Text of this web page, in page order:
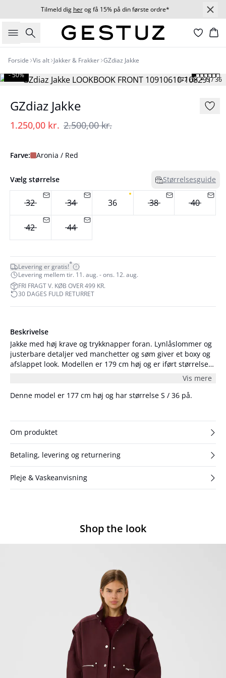
Tilmeld dig herog få 15% på din første ordre*
Søg
Forside Vis alt Jakker & Frakker GZdiaz Jakke
177 cm • S / 36
- 50%
GZdiaz Jakke
1.250,00 kr. 2.500,00 kr.
Farve: Aronia / Red
Vælg størrelse Størrelsesguide
32 34 36 38 40
42 44
Levering er gratis!*
Levering mellem tir. 11. aug. - ons. 12. aug.
FRI FRAGT V. KØB OVER 499 KR.
30 DAGES FULD RETURRET
Beskrivelse
Jakke med høj krave og trykknapper foran. Lynlåslommer og
justerbare detaljer ved manchetter og søm giver et boxy og
afslappet look. Modellen er 179 cm høj og er iført størrelse
Vis mere
Denne model er 177 cm høj og har størrelse S / 36 på.
Om produktet
Betaling, levering og returnering
Pleje & Vaskeanvisning
Shop the look